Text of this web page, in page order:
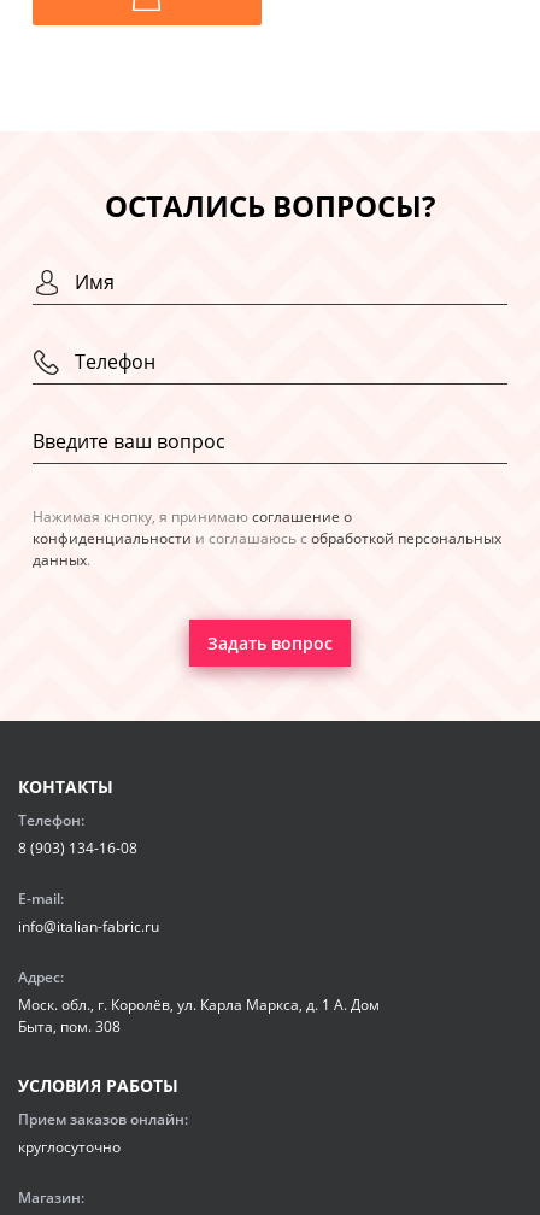
ОСТАЛИСЬ ВОПРОСЫ?
Нажимая кнопку, я принимаюсоглашение о
конфиденциальности и соглашаюсь с обработкой персональных
данных.
Задать вопрос
КОНТАКТЫ
Телефон:
8 (903) 134-16-08
E-mail:
info@italian-fabric.ru
Адрес:
Моск. обл., г. Королёв, ул. Карла Маркса, д. 1 А. Дом
Быта, пом. 308
УСЛОВИЯ РАБОТЫ
Прием заказов онлайн:
круглосуточно
Магазин: